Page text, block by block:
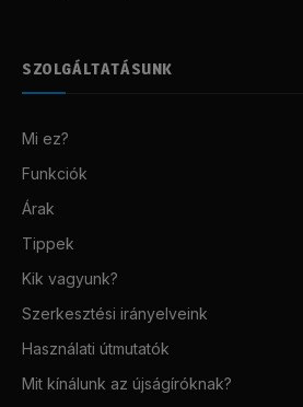
SZOLGÁLTATÁSUNK
Mi ez?
Funkciók
Árak
Tippek
Kik vagyunk?
Szerkesztési irányelveink
Használati útmutatók
Mit kínálunk az újságíróknak?